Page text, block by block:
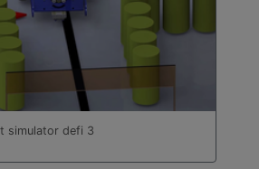
simulator defi 3